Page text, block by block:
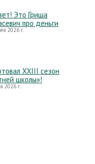
Это Гриша
про деньги
2026 г.
XXIII сезон
школы»!
2026 г.